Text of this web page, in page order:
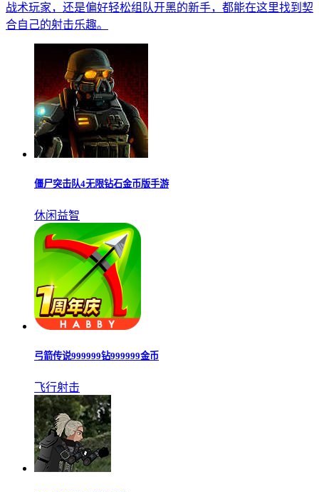
战术玩家，还是偏好轻松组队开黑的新手，都能在这里找到契
合自己的射击乐趣。
僵尸突击队4无限钻石金币版手游
休闲益智
弓箭传说999999钻999999金币
飞行射击